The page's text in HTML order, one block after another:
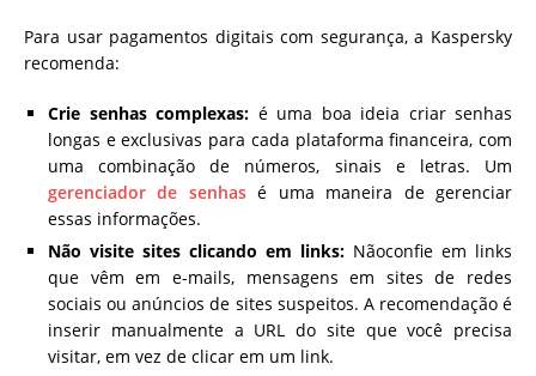
Para usar pagamentos digitais com segurança, a Kaspersky
recomenda:
Crie senhas complexas: é uma boa ideia criar senhas
longas e exclusivas para cada plataforma financeira, com
uma combinação de números, sinais e letras. Um
gerenciador de senhasé uma maneira de gerenciar
essas informações.
Não visite sites clicando em links: Nãoconfie em links
que vêm em e-mails, mensagens em sites de redes
sociais ou anúncios de sites suspeitos. A recomendação é
inserir manualmente a URL do site que você precisa
visitar, em vez de clicar em um link.